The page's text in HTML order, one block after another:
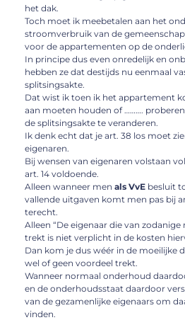
het dak.
Toch moet ik meebetalen aan het
stroomverbruik van de
voor de appartementen op de
In principe dus even onredelijk en
hebben ze dat destijds nu eenmaal
splitsingsakte.
Dat wist ik toen ik het appartement
aan moeten houden of ……….
de splitsingsakte te veranderen.
Ik denk echt dat je art. 38 los moet
eigenaren.
Bij wensen van eigenaren volstaan
art. 14 voldoende.
Alleen wanneer men als VvE besluit
vallende uitgaven komt men pas bij
terecht.
Alleen “De eigenaar die van
trekt is niet verplicht in de kosten
Dan kom je dus wéér in de moeilijke
wel of geen voordeel trekt.
Wanneer normaal onderhoud
en de onderhoudsstaat daardoor
van de gezamenlijke eigenaars om
vinden.